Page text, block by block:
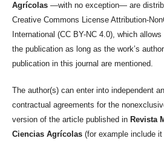
Agrícolas —with no exception— are
Creative Commons License Attribution-
International (CC BY-NC 4.0), which
the publication as long as the work’s
publication in this journal are mentioned.
The author(s) can enter into independent
contractual agreements for the
version of the article published in Revista
Ciencias Agrícolas (for example include